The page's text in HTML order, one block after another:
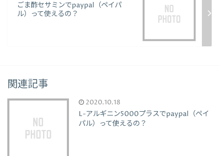
ごま酢セサミンでpaypal（ペイパ
ル）って使えるの？
関連記事
2020.10.18
L-アルギニン5000プラスでpaypal（ペイ
パル）って使えるの？